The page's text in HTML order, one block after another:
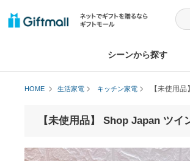
シーンから探す